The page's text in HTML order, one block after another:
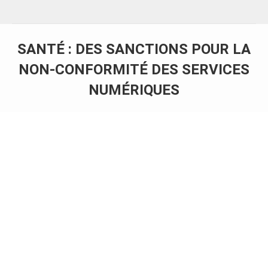
SANTÉ : DES SANCTIONS POUR LA
NON-CONFORMITÉ DES SERVICES
NUMÉRIQUES